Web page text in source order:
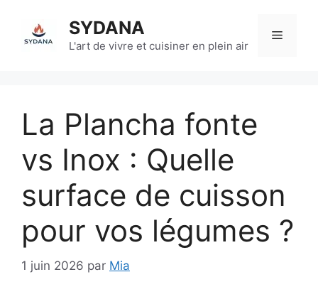
contenu
SYDANA
L'art de vivre et cuisiner en plein air
Menu
La Plancha fonte
vs Inox : Quelle
surface de cuisson
pour vos légumes ?
1 juin 2026 par Mia